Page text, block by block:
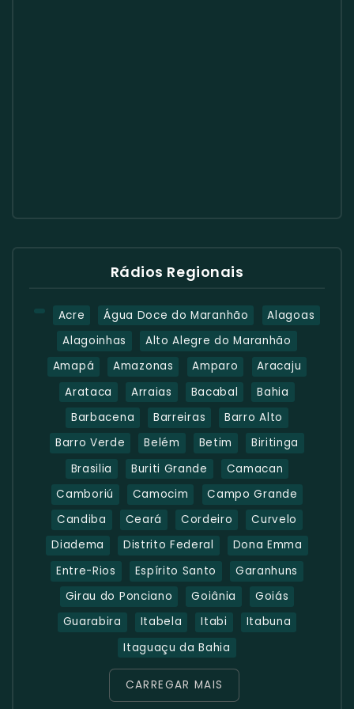
Rádios Regionais
Acre Água Doce do Maranhão
Alagoas
Alagoinhas
Alto Alegre do Maranhão
Amapá
Amazonas Amparo
Aracaju
Arataca
Arraias Bacabal
Bahia
Barbacena
Barreiras
Barro Alto
Barro Verde
Belém Betim
Biritinga
Brasilia
Buriti Grande
Camacan
Camboriú
Camocim
Campo Grande
Candiba
Ceará Cordeiro
Curvelo
Diadema
Distrito Federal
Dona Emma
Entre-Rios
Espírito Santo
Garanhuns
Girau do Ponciano
Goiânia
Goiás
Guarabira
Itabela Itabi
Itabuna
Itaguaçu da Bahia
CARREGAR MAIS